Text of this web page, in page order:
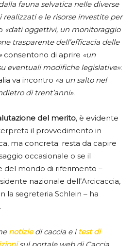
fauna selvatica nelle diverse
e le risorse investite per
«dati oggettivi, un monitoraggio
trasparente dell’efficacia delle
consentono di aprire «un
eventuali modifiche legislative»:
va incontro «a un salto nel
di trent’anni».
del merito, è evidente
il provvedimento in
ma concreta: resta da capire
occasionale o se il
del mondo di riferimento –
nazionale dell’Arcicaccia,
la segreteria Schlein – ha
notiziedi caccia e i test di